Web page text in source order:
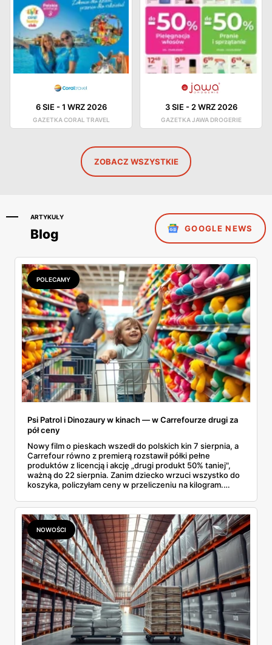
6 SIE -1 WRZ 2026
GAZETKA CORAL TRAVEL
3 SIE - 2 WRZ 2026
GAZETKA JAWA DROGERIE
ZOBACZ WSZYSTKIE
ARTYKUŁY
Blog GOOGLE NEWS
POLECAMY
Psi Patrol i Dinozaury w kinach — w Carrefourze drugi za
pół ceny
Nowy film o pieskach wszedł do polskich kin 7 sierpnia, a
Carrefour równo z premierą rozstawił półki pełne
produktów z licencją i akcję „drugi produkt 50% taniej",
ważną do 22 sierpnia. Zanim dziecko wrzuci wszystko do
koszyka, policzyłam ceny w przeliczeniu na kilogram.
prawie 140 zł za kilogram, ale lody do mrożenia i rurki
waflowe bronią się nawet bez rabatu.
NOWOŚCI